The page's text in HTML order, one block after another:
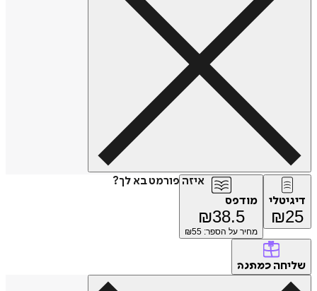
איזה פורמט בא לך?
דיגיטלי
₪25
מודפס
₪38.5
מחיר על הספר: ₪ 55
שליחה כמתנה